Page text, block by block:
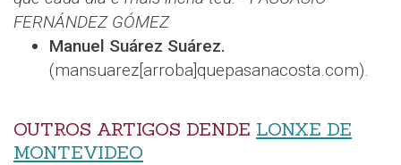
FERNÁNDEZ GÓMEZ
Manuel Suárez Suárez.
(mansuarez[arroba]quepasanacosta.com).
OUTROS ARTIGOS DENDE LONXE DE
MONTEVIDEO